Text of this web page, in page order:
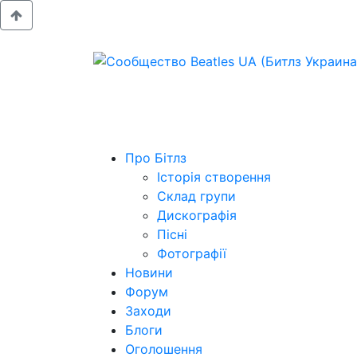
Про Бітлз
Історія створення
Склад групи
Дискографія
Пісні
Фотографії
Новини
Форум
Заходи
Блоги
Оголошення